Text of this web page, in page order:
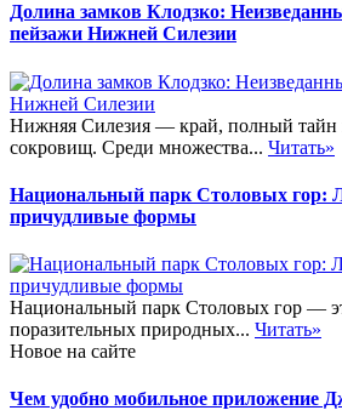
Долина замков Клодзко:
пейзажи Нижней Силезии
Нижняя Силезия — край, полный тайн
сокровищ. Среди множества... Читать»
Национальный парк Столовых гор:
причудливые формы
Национальный парк Столовых гор —
поразительных природных... Читать»
Новое на сайте
Чем удобно мобильное приложение